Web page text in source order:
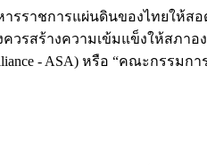
รราชการแผ่นดินของไทยให้
วรสร้างความเข้มแข็งให้สภ
- ASA) หรือ “คณะกร